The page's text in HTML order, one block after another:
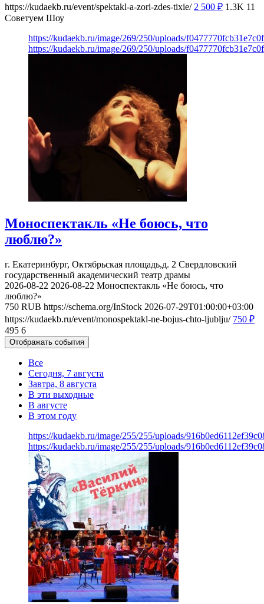
https://kudaekb.ru/event/spektakl-a-zori-zdes-tixie/ 2 500 ₽ 1.3K 11
Советуем Шоу
https://kudaekb.ru/image/269/250/uploads/
https://kudaekb.ru/image/269/250/uploads/
Моноспектакль «Не боюсь, что
люблю?»
г. Екатеринбург, Октябрьская площадь,д. 2 Свердловский
государственный академический театр драмы
2026-08-22 2026-08-22 Моноспектакль «Не боюсь, что
люблю?»
750 RUB https://schema.org/InStock 2026-07-29T01:00:00+03:00
https://kudaekb.ru/event/monospektakl-ne-bojus-chto-ljublju/ 750 ₽
495 6
Отображать события
Все
Сегодня, 7 августа
Завтра, 8 августа
В эти выходные
В августе
В этом году
https://kudaekb.ru/image/255/255/uploads/
https://kudaekb.ru/image/255/255/uploads/